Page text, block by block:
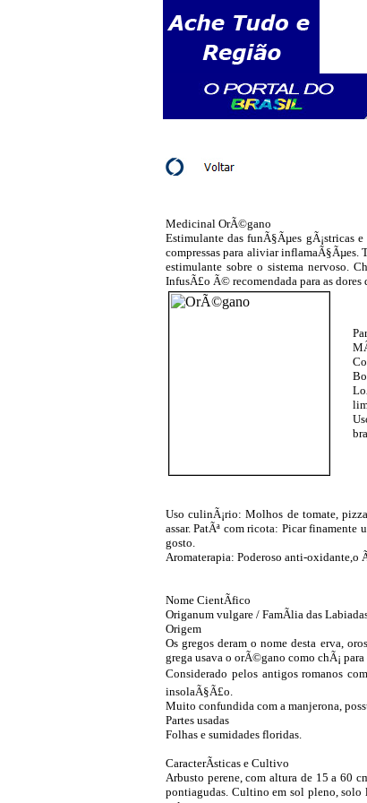
Medicinal OrÃ©gano
Estimulante das funÃ§Ãµes gÃ¡stricas
compressas para aliviar
estimulante sobre o sistema nervoso.
InfusÃ£o Ã© recomendada para as
Uso culinÃ¡rio: Molhos de tomate,
assar. PatÃª com ricota: Picar
gosto.
Aromaterapia: Poderoso anti-oxidante,o
Nome CientÃ­fico
Origanum vulgare / FamÃ­lia das
Origem
Os gregos deram o nome desta erva,
grega usava o orÃ©gano como chÃ¡
Considerado pelos antigos romanos
insolaÃ§Ã£o.
Muito confundida com a manjerona,
Partes usadas
Folhas e sumidades floridas.
CaracterÃ­sticas e Cultivo
Arbusto perene, com altura de 15 a 60
pontiagudas. Cultino em sol pleno, solo